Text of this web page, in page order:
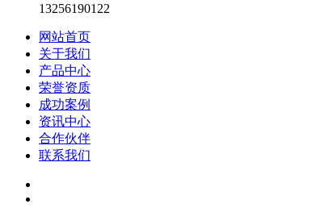
13256190122
网站首页
关于我们
产品中心
荣誉资质
成功案例
资讯中心
合作伙伴
联系我们